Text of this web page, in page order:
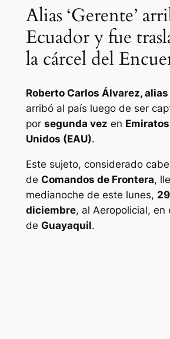
Alias ‘Gerente’
Ecuador y fue
la cárcel del
Roberto Carlos Álvarez, alias
arribó al país luego de ser
por segunda vez en
Unidos (EAU).
Este sujeto, considerado
de Comandos de Frontera,
medianoche de este lunes,
diciembre, al Aeropolicial, en
de Guayaquil.